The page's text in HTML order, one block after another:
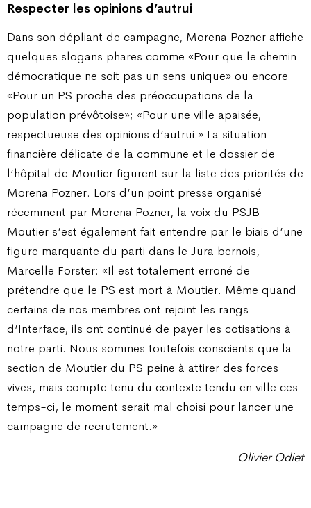
Respecter les opinions d’autrui
Dans son dépliant de campagne, Morena Pozner affiche
quelques slogans phares comme «Pour que le chemin
démocratique ne soit pas un sens unique» ou encore
«Pour un PS proche des préoccupations de la
population prévôtoise»; «Pour une ville apaisée,
respectueuse des opinions d’autrui.» La situation
financière délicate de la commune et le dossier de
l’hôpital de Moutier figurent sur la liste des priorités de
Morena Pozner. Lors d’un point presse organisé
récemment par Morena Pozner, la voix du PSJB
Moutier s’est également fait entendre par le biais d’une
figure marquante du parti dans le Jura bernois,
Marcelle Forster: «Il est totalement erroné de
prétendre que le PS est mort à Moutier. Même quand
certains de nos membres ont rejoint les rangs
d’Interface, ils ont continué de payer les cotisations à
notre parti. Nous sommes toutefois conscients que la
section de Moutier du PS peine à attirer des forces
vives, mais compte tenu du contexte tendu en ville ces
temps-ci, le moment serait mal choisi pour lancer une
campagne de recrutement.»
Olivier Odiet